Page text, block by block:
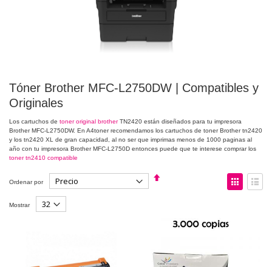
Tóner Brother MFC-L2750DW | Compatibles y
Originales
Los cartuchos de toner original brotherTN2420 están diseñados para tu impresora
Brother MFC-L2750DW. En A4toner recomendamos los cartuchos de toner Brother tn2420
y los tn2420 XL de gran capacidad, al no ser que imprimas menos de 1000 paginas al
año con tu impresora Brother MFC-L2750D entonces puede que te interese comprar los
toner tn2410 compatible
Ordenar por
Fijar
Ver
como
Mostrar